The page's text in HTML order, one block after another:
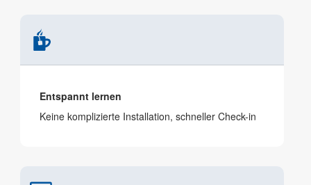
Entspannt lernen
Keine komplizierte Installation, schneller Check-in